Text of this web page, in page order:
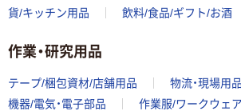
貨/キッチン用品
飲料/食品/ギフト/お酒
作業・研究用品
テープ/梱包資材/店舗用品 物流・現場用
機器/電気・電子部品
作業服/ワークウェ